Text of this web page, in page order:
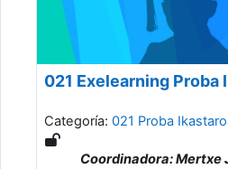
021 Exelearning Proba
Categoría: 021 Proba
Coordinadora: Mertxe